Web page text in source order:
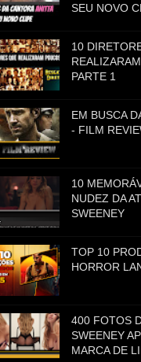
SEU NOVO
10
PARTE 1
EM BUSCA
- FILM
10
NUDEZ DA
SWEENEY
TOP 10
HORROR
400 FOTOS
SWEENEY
MARCA DE